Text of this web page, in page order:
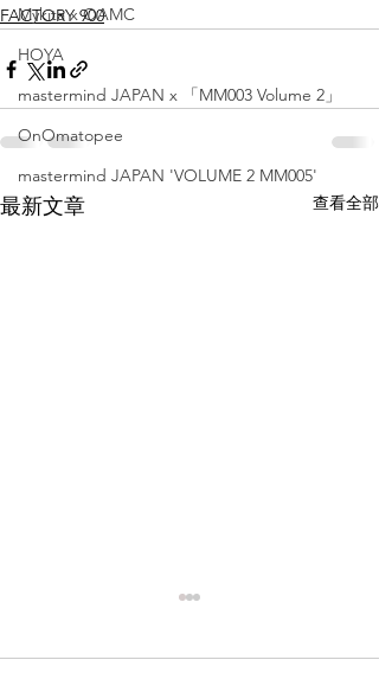
Mykita x OAMC
HOYA
mastermind JAPAN x 「MM003 Volume 2」
OnOmatopee
mastermind JAPAN 'VOLUME 2 MM005'
FACTORY 900
最新文章 查看全部